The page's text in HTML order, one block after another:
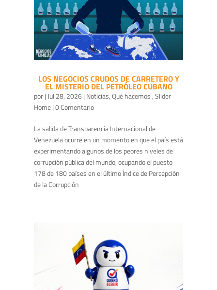
LOS NEGOCIOS CRUDOS DE CARRETERO Y
EL MISTERIO DEL PETRÓLEO CUBANO
por|Jul 28, 2026| Noticias,Qué hacemos,Slider
Home| 0 Comentario
La salida de Transparencia Internacional de
Venezuela ocurre en un momento en que el país está
experimentando algunos de los peores niveles de
corrupción pública del mundo, ocupando el puesto
178 de 180 países en el último Índice de Percepción
de la Corrupción